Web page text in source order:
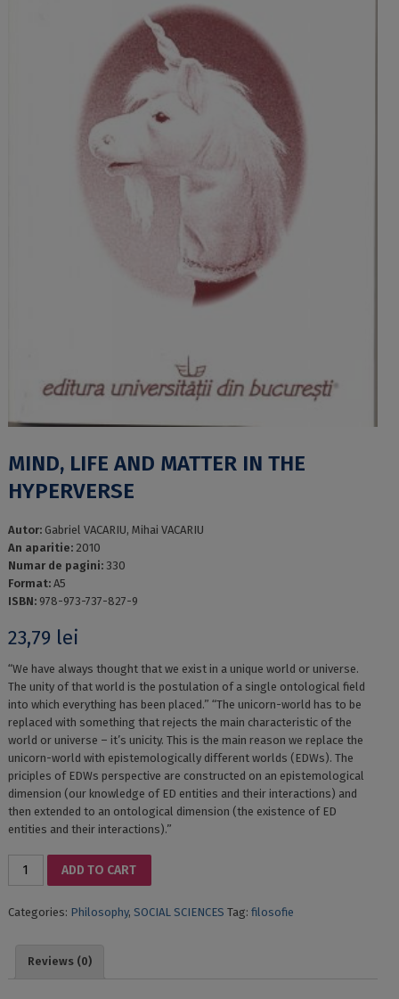
MIND, LIFE AND MATTER IN THE
HYPERVERSE
Autor: Gabriel VACARIU, Mihai VACARIU
An aparitie: 2010
Numar de pagini: 330
Format: A5
ISBN: 978-973-737-827-9
23,79 lei
“We have always thought that we exist in a unique world or universe.
The unity of that world is the postulation of a single ontological field
into which everything has been placed.” “The unicorn-world has to be
replaced with something that rejects the main characteristic of the
world or universe – it’s unicity. This is the main reason we replace the
unicorn-world with epistemologically different worlds (EDWs). The
priciples of EDWs perspective are constructed on an epistemological
dimension (our knowledge of ED entities and their interactions) and
then extended to an ontological dimension (the existence of ED
entities and their interactions).”
MIND,
MATTER
HYPERVERSE
ADD TO CART
Categories: Philosophy, SOCIAL SCIENCES Tag: filosofie
Reviews (0)